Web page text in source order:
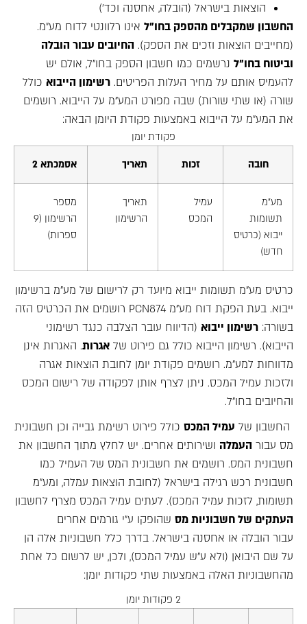
הוצאות בישראל (הובלה, אחסנה וכד')
החשבון שמקבלים מהספק בחו"ל אינו רלוונטי לדוח מע"מ.
(מחייבים הוצאות וזכים את הספק). החיובים עבור הובלה
וביטוח בחו"ל נרשמים כמו חשבון הספק בחו"ל, אולם יש
להעמיס אותם על מחיר העלות הפריטים. רשימון הייבוא כולל
שורה (או שתי שורות) שבה מפורט המע"מ על הייבוא. רושמים
את המע"מ על הייבוא באמצעות פקודת היומן הבאה:
פקודת יומן
חובה זכות תאריך אסמכתא 2
מע"מ
תשומות
ייבוא (כרטיס
חדש)
עמיל
המכס
תאריך
הרשימון
מספר
הרשימון (9
ספרות)
כרטיס מע"מ תשומות ייבוא מיועד רק לרישום של מע"מ ברשימון
ייבוא. בעת הפקת דוח מע"מ PCN874 רושמים את הכרטיס הזה
בשורה: רשימון ייבוא (הדיווח עובר הצלבה כנגד רשימוני
הייבוא). רשימון הייבוא כולל גם פירוט של אגרות. האגרות אינן
מדווחות למע"מ. רושמים פקודת יומן לחובת הוצאות אגרה
ולזכות עמיל המכס. ניתן לצרף אותן לפקודה של רישום המכס
והחיובים בחו"ל.
החשבון של עמיל המכס כולל פירוט רשימת גבייה וכן חשבונית
מס עבור העמלה ושירותים אחרים. יש לחלץ מתוך החשבון את
חשבונית המס. רושמים את חשבונית המס של העמיל כמו
חשבונית רכש רגילה בישראל (לחובת הוצאות עמלה, ומע"מ
תשומות, לזכות עמיל המכס). לעתים עמיל המכס מצרף לחשבון
העתקים של חשבוניות מס שהופקו ע"י גורמים אחרים
עבור הובלה או אחסנה בישראל. בדרך כלל חשבוניות אלה הן
על שם היבואן (ולא ע"ש עמיל המכס), ולכן, יש לרשום כל אחת
מהחשבוניות האלה באמצעות שתי פקודות יומן:
2 פקודות יומן